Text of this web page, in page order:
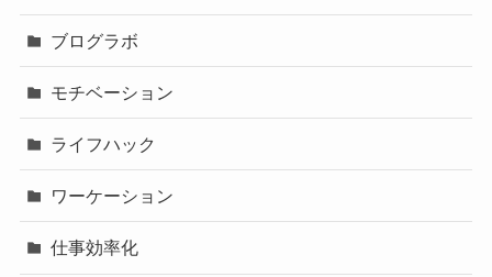
ブログラボ
モチベーション
ライフハック
ワーケーション
仕事効率化